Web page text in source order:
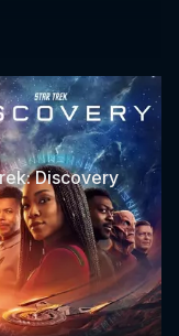
Discovery